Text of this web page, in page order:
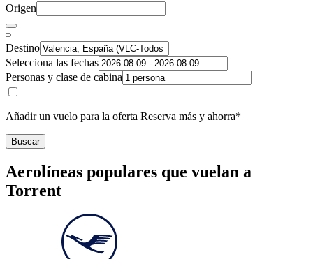
Origen
Destino
Selecciona las fechas
Personas y clase de cabina
Añadir un vuelo para la oferta Reserva más y ahorra*
Buscar
Aerolíneas populares que vuelan a
Torrent